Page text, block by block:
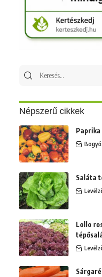
Keresés
Népszerű cikkek
Saláta
Lollo